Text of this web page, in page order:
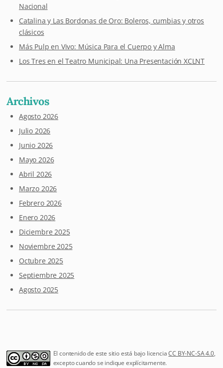
Nacional
Catalina y Las Bordonas de Oro: Boleros, cumbias y otros
clásicos
Más Pulp en Vivo: Música Para el Cuerpo y Alma
Los Tres en el Teatro Municipal: Una Presentación XCLNT
Archivos
Agosto 2026
Julio 2026
Junio 2026
Mayo 2026
Abril 2026
Marzo 2026
Febrero 2026
Enero 2026
Diciembre 2025
Noviembre 2025
Octubre 2025
Septiembre 2025
Agosto 2025
El contenido de este sitio está bajo licenciaCC BY-NC-SA 4.0,
excepto cuando se indique explícitamente.